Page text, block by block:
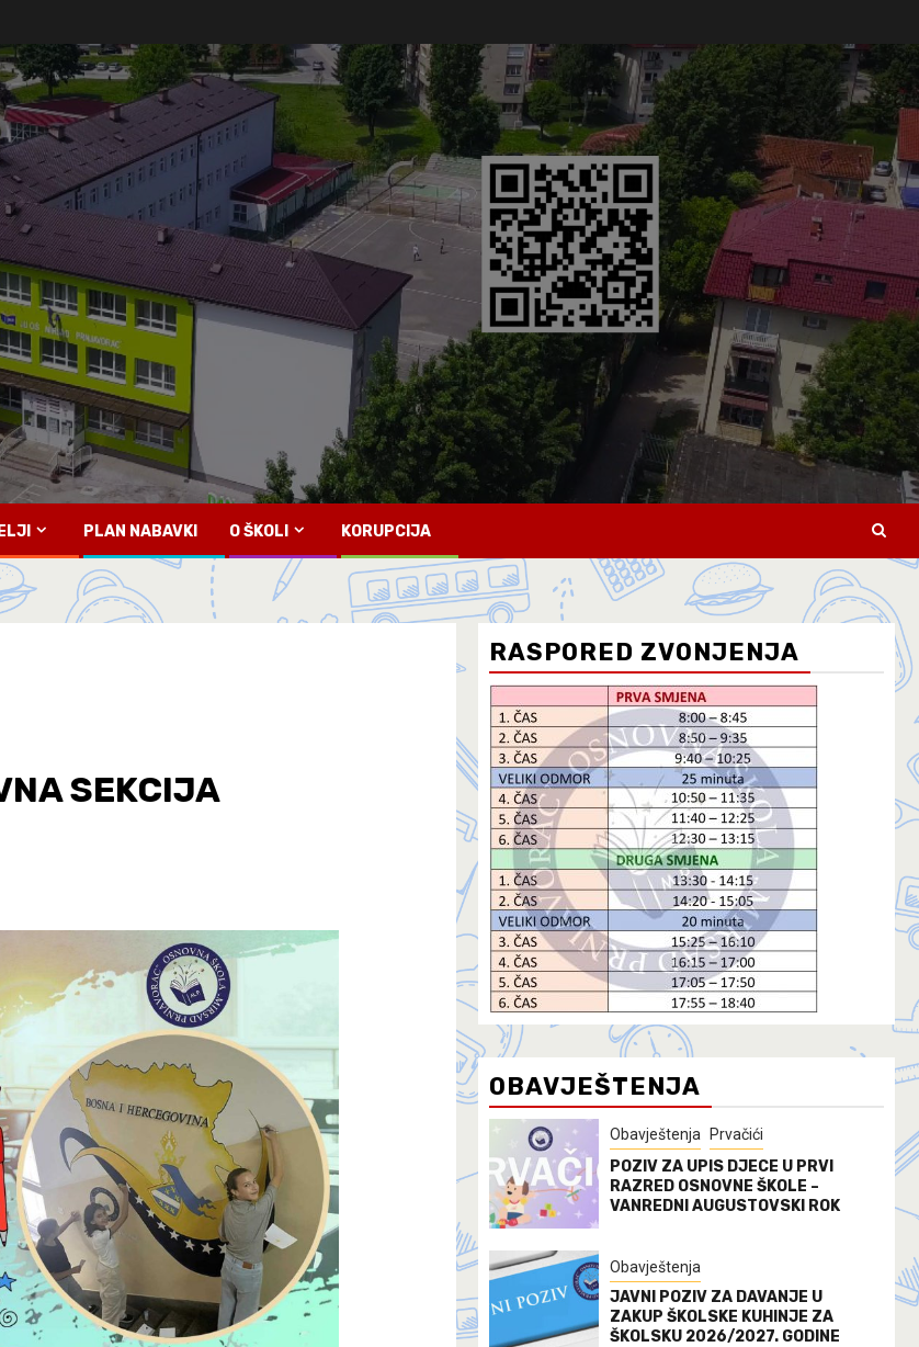
PLAN NABAVKI O ŠKOLI KORUPCIJA
SEKCIJA
RASPORED ZVONJENJA
OBAVJEŠTENJA
Obavještenja Prvačići
POZIV ZA UPIS DJECE U PRVI
RAZRED OSNOVNE ŠKOLE –
VANREDNI AUGUSTOVSKI ROK
Obavještenja
JAVNI POZIV ZA DAVANJE U
ZAKUP ŠKOLSKE KUHINJE ZA
ŠKOLSKU 2026/2027. GODINE